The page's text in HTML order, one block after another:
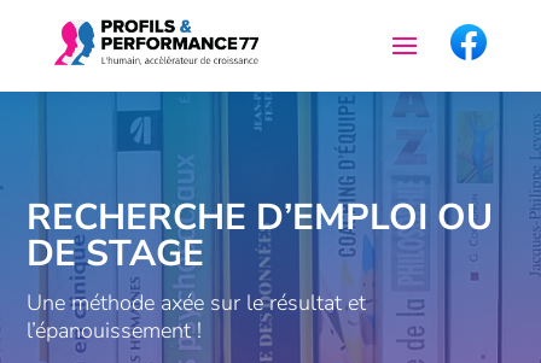
RECHERCHE D’EMPLOI OU
DE STAGE
Une méthode axée sur le résultat et
l’épanouissement !